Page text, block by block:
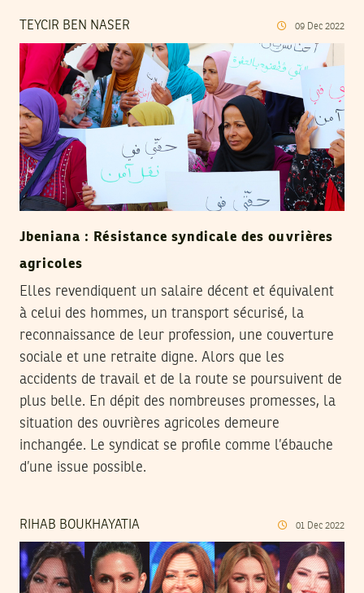
TEYCIR BEN NASER 09 Dec 2022
Jbeniana : Résistance syndicale des ouvrières
agricoles
Elles revendiquent un salaire décent et équivalent
à celui des hommes, un transport sécurisé, la
reconnaissance de leur profession, une couverture
sociale et une retraite digne. Alors que les
accidents de travail et de la route se poursuivent de
plus belle. En dépit des nombreuses promesses, la
situation des ouvrières agricoles demeure
inchangée. Le syndicat se profile comme l’ébauche
d’une issue possible.
RIHAB BOUKHAYATIA 01 Dec 2022